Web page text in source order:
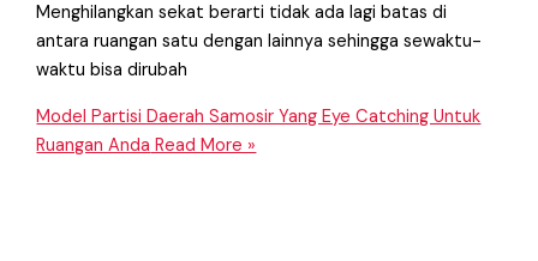
Menghilangkan sekat berarti tidak ada lagi batas di
antara ruangan satu dengan lainnya sehingga sewaktu-
waktu bisa dirubah
Model Partisi Daerah Samosir Yang Eye Catching Untuk
Ruangan Anda Read More »